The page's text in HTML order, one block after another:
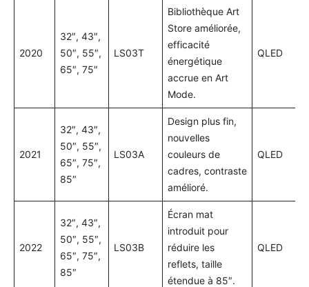
2020
32″, 43″,
50″, 55″,
65″, 75″
LS03T
Bibliothèque Art
Store améliorée,
efficacité
énergétique
accrue en Art
Mode.
QLED
2021
32″, 43″,
50″, 55″,
65″, 75″,
85″
LS03A
Design plus fin,
nouvelles
couleurs de
cadres, contraste
amélioré.
QLED
2022
32″, 43″,
50″, 55″,
65″, 75″,
85″
LS03B
Écran mat
introduit pour
réduire les
reflets, taille
étendue à 85″.
QLED